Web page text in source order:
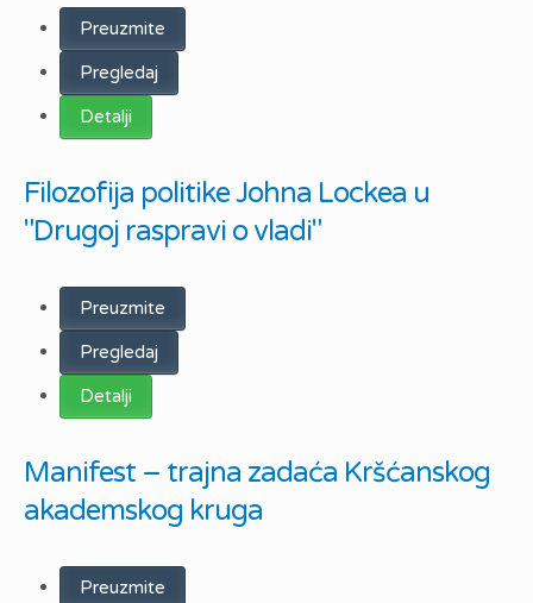
Preuzmite
Pregledaj
Detalji
Filozofija politike Johna Lockea u
"Drugoj raspravi o vladi"
Preuzmite
Pregledaj
Detalji
Manifest – trajna zadaća Kršćanskog
akademskog kruga
Preuzmite